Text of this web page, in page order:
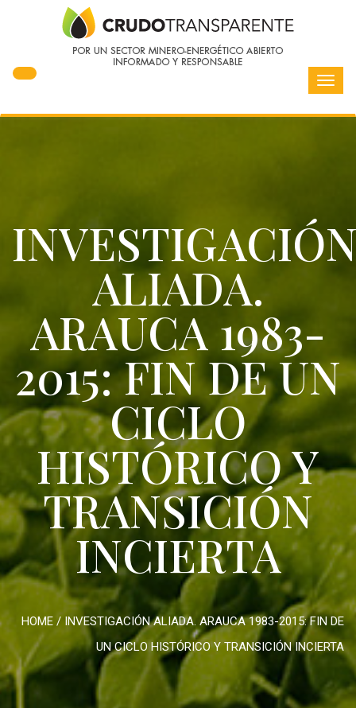
ALIADA.
ARAUCA 1983-
2015: FIN DE UN
CICLO
HISTÓRICO Y
TRANSICIÓN
INCIERTA
HOME / INVESTIGACIÓN ALIADA. ARAUCA 1983-2015: FIN DE
UN CICLO HISTÓRICO Y TRANSICIÓN INCIERTA